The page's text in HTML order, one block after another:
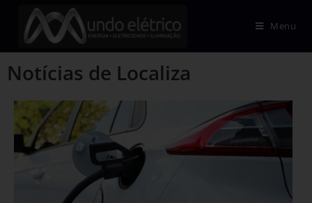
Menu
Notícias de Localiza